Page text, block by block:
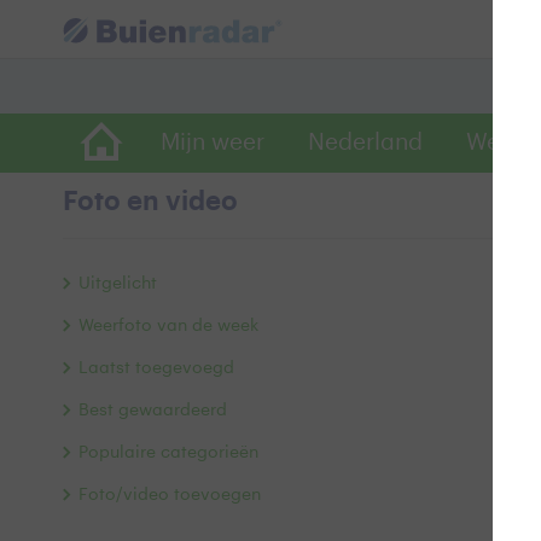
Mijn weer Nederland
Foto en video
Uitgelicht
Weerfoto van de week
Laatst toegevoegd
Best gewaardeerd
Populaire categorieën
Foto/video toevoegen